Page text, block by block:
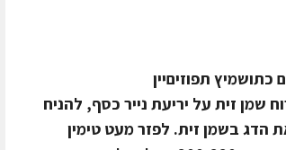
כתושמיץ תפוזיםיין
שמן זית על יריעת נייר כסף, להניח
הדג בשמן זית. לפזר מעט טימין